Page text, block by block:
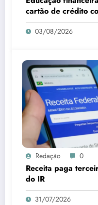
cartão de crédito
03/08/2026
Redação 0
Receita paga
do IR
31/07/2026